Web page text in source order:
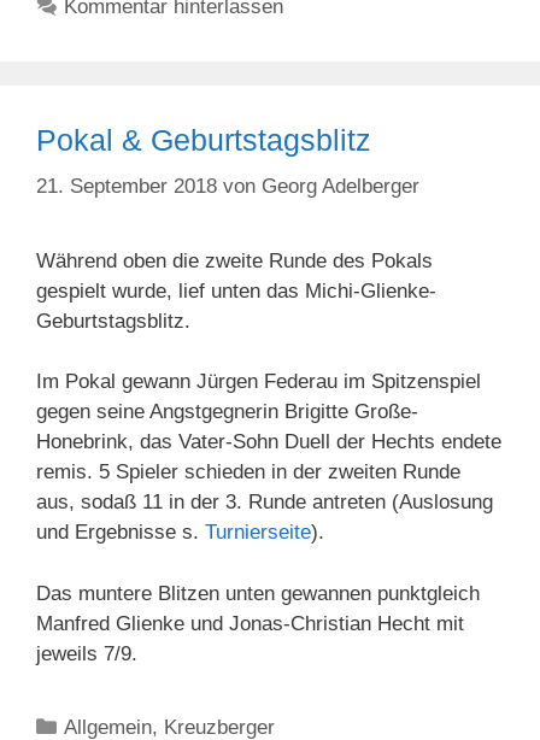
Kommentar hinterlassen
Pokal & Geburtstagsblitz
21. September 2018 von Georg Adelberger
Während oben die zweite Runde des Pokals
gespielt wurde, lief unten das Michi-Glienke-
Geburtstagsblitz.
Im Pokal gewann Jürgen Federau im Spitzenspiel
gegen seine Angstgegnerin Brigitte Große-
Honebrink, das Vater-Sohn Duell der Hechts endete
remis. 5 Spieler schieden in der zweiten Runde
aus, sodaß 11 in der 3. Runde antreten (Auslosung
und Ergebnisse s. Turnierseite).
Das muntere Blitzen unten gewannen punktgleich
Manfred Glienke und Jonas-Christian Hecht mit
jeweils 7/9.
Kategorien
Allgemein, Kreuzberger